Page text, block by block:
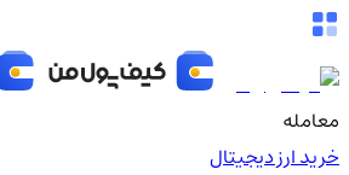
معامله
خرید ارز دیجیتال